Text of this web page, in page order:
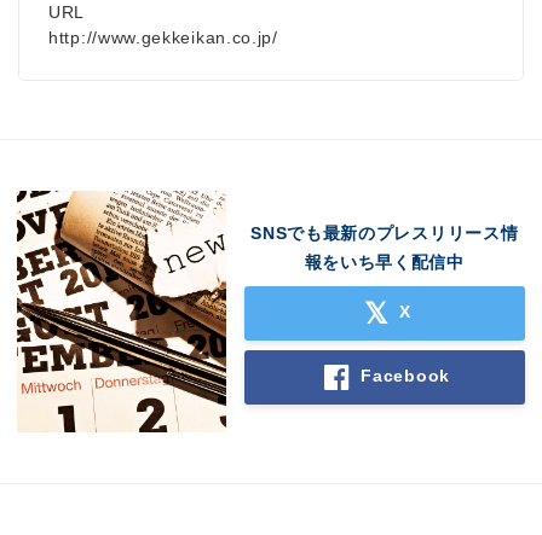
URL
http://www.gekkeikan.co.jp/
SNSでも最新のプレスリリース情
報をいち早く配信中
X
Facebook